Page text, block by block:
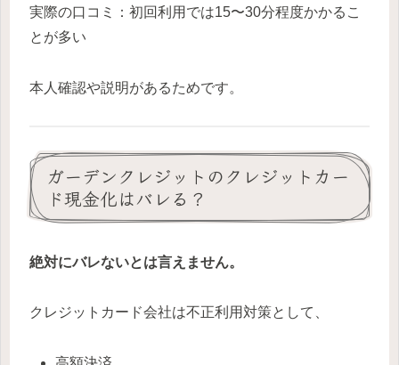
実際の口コミ：初回利用では15〜30分程度かかるこ
とが多い
本人確認や説明があるためです。
ガーデンクレジットのクレジットカー
ド現金化はバレる？
絶対にバレないとは言えません。
クレジットカード会社は不正利用対策として、